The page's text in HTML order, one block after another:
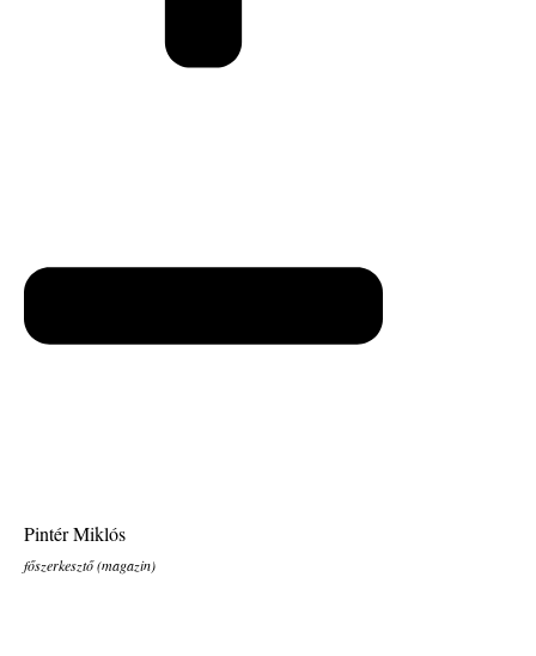
Pintér Miklós
főszerkesztő (magazin)